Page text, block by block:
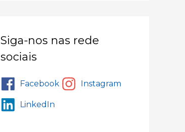
Siga-nos nas rede
sociais
Facebook Instagram
LinkedIn